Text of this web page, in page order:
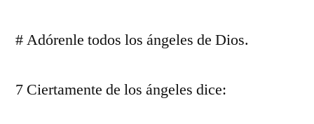
# Adórenle todos los ángeles de Dios.
7 Ciertamente de los ángeles dice: